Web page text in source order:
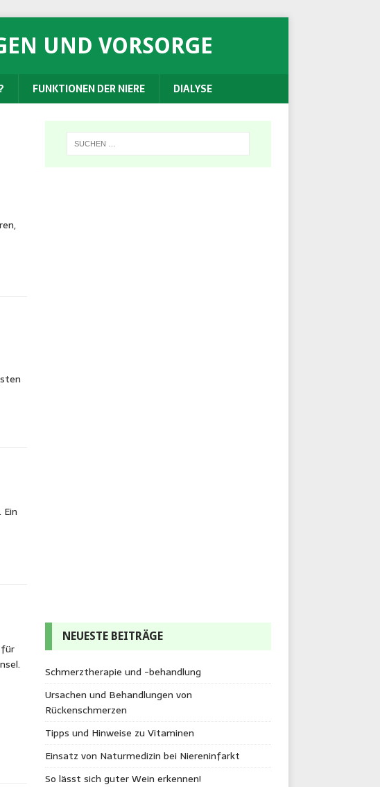
UND VORSORGE
FUNKTIONEN DER NIERE DIALYSE
für
NEUESTE BEITRÄGE
Schmerztherapie und -behandlung
Ursachen und Behandlungen von
Rückenschmerzen
Tipps und Hinweise zu Vitaminen
Einsatz von Naturmedizin bei Niereninfarkt
So lässt sich guter Wein erkennen!